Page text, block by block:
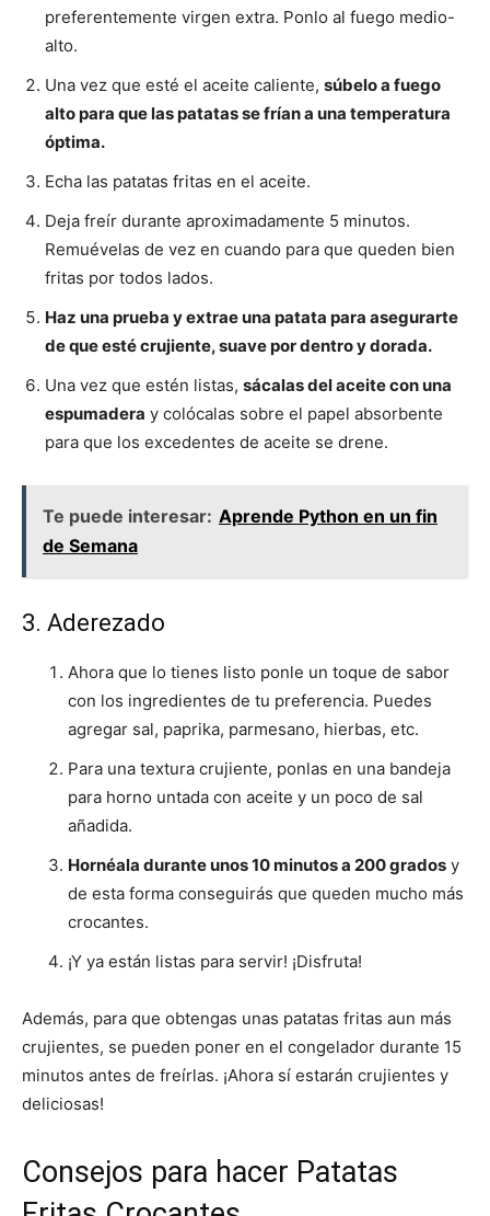
preferentemente virgen extra. Ponlo al fuego medio-
alto.
Una vez que esté el aceite caliente, súbelo a fuego
alto para que las patatas se frían a una temperatura
óptima.
Echa las patatas fritas en el aceite.
Deja freír durante aproximadamente 5 minutos.
Remuévelas de vez en cuando para que queden bien
fritas por todos lados.
Haz una prueba y extrae una patata para asegurarte
de que esté crujiente, suave por dentro y dorada.
Una vez que estén listas, sácalas del aceite con una
espumadera y colócalas sobre el papel absorbente
para que los excedentes de aceite se drene.
Te puede interesar: Aprende Python en un fin
de Semana
3. Aderezado
Ahora que lo tienes listo ponle un toque de sabor
con los ingredientes de tu preferencia. Puedes
agregar sal, paprika, parmesano, hierbas, etc.
Para una textura crujiente, ponlas en una bandeja
para horno untada con aceite y un poco de sal
añadida.
Hornéala durante unos 10 minutos a 200 grados y
de esta forma conseguirás que queden mucho más
crocantes.
¡Y ya están listas para servir! ¡Disfruta!
Además, para que obtengas unas patatas fritas aun más
crujientes, se pueden poner en el congelador durante 15
minutos antes de freírlas. ¡Ahora sí estarán crujientes y
deliciosas!
Consejos para hacer Patatas